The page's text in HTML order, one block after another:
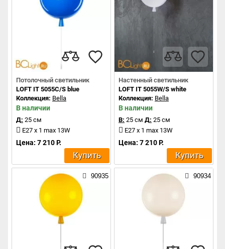
Потолочный светильник
LOFT IT 5055C/S blue
Коллекция: Bella
В наличии
Д: 25 см
E27 x 1 max 13W
Цена: 7 210 Р.
Купить
Настенный светильник
LOFT IT 5055W/S white
Коллекция: Bella
В наличии
В: 25 см Д: 25 см
E27 x 1 max 13W
Цена: 7 210 Р.
Купить
90935 90934